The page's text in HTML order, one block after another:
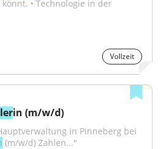
Vollzeit
in (m/w/d)
in Pinneberg bei
(m/w/d) Zahlen..."